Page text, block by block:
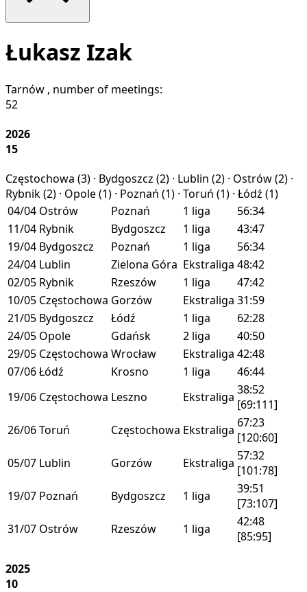
Łukasz Izak
Tarnów , number of meetings:
52
2026
15
Częstochowa (3) · Bydgoszcz (2) · Lublin (2) · Ostrów (2) ·
Rybnik (2) · Opole (1) · Poznań (1) · Toruń (1) · Łódź (1)
04/04 Ostrów Poznań 1 liga
56:34
11/04 Rybnik Bydgoszcz 1 liga
43:47
19/04 Bydgoszcz Poznań 1 liga
56:34
24/04 Lublin Zielona Góra Ekstraliga 48:42
02/05 Rybnik Rzeszów 1 liga
47:42
10/05 Częstochowa Gorzów Ekstraliga 31:59
21/05 Bydgoszcz Łódź 1 liga
62:28
24/05 Opole Gdańsk 2 liga
40:50
29/05 Częstochowa Wrocław Ekstraliga 42:48
07/06Łódź Krosno 1 liga
46:44
19/06 Częstochowa Leszno Ekstraliga 38:52
[69:111]
26/06Toruń Częstochowa Ekstraliga 67:23
[120:60]
05/07 Lublin Gorzów Ekstraliga 57:32
[101:78]
19/07 Poznań Bydgoszcz 1 liga
39:51
[73:107]
31/07 Ostrów Rzeszów 1 liga
42:48
[85:95]
2025
10